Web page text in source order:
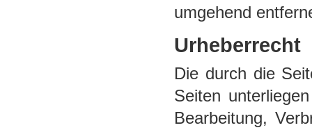
umgehend
Urheberrecht
Die durch die
Seiten
Bearbeitung,